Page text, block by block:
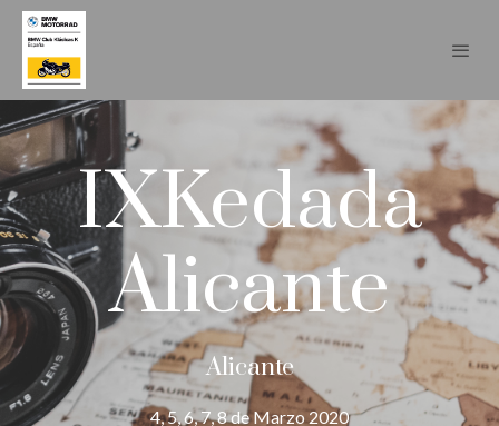
IXKedada
Alicante
Alicante
4, 5, 6, 7, 8 de Marzo 2020